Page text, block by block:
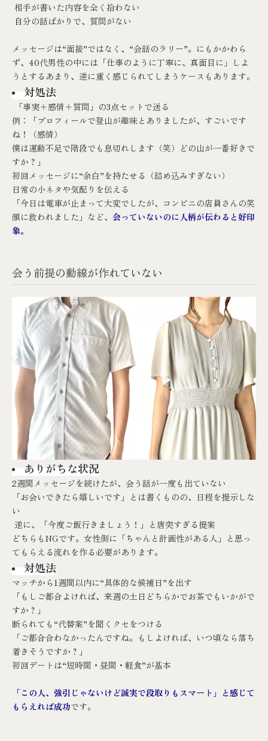
相手が書いた内容を全く拾わない
自分の話ばかりで、質問がない
メッセージは“面接”ではなく、“会話のラリー”。にもかかわら
ず、40代男性の中には「仕事のように丁寧に、真面目に」しよ
うとするあまり、逆に重く感じられてしまうケースもあります。
対処法
「事実＋感情＋質問」の3点セットで送る
例：「プロフィールで登山が趣味とありましたが、すごいです
ね！（感情）
僕は運動不足で階段でも息切れします（笑）どの山が一番好きで
すか？」
初回メッセージに“余白”を持たせる（詰め込みすぎない）
日常の小ネタや気配りを伝える
「今日は電車が止まって大変でしたが、コンビニの店員さんの笑
顔に救われました」など、 会っていないのに人柄が伝わると好印
象。
会う前提の動線が作れていない
ありがちな状況
2週間メッセージを続けたが、会う話が一度も出ていない
「お会いできたら嬉しいです」とは書くものの、日程を提示しな
い
逆に、「今度ご飯行きましょう！」と唐突すぎる提案
どちらもNGです。女性側に「ちゃんと計画性がある人」と思っ
てもらえる流れを作る必要があります。
対処法
マッチから1週間以内に“具体的な候補日”を出す
「もしご都合よければ、来週の土日どちらかでお茶でもいかがで
すか？」
断られても“代替案”を聞くクセをつける
「ご都合合わなかったんですね。もしよければ、いつ頃なら落ち
着きそうですか？」
初回デートは“短時間・昼間・軽食”が基本
「この人、強引じゃないけど誠実で段取りもスマート」と感じて
もらえれば成功です。